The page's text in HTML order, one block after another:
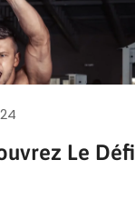
Le Défi